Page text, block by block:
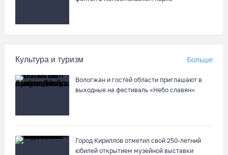
операций за полгода
06.08.26 / 13:04
Культура и туризм Больше
Вологжан и гостей области приглашают в
выходные на фестиваль «Небо славян»
Город Кириллов отметил свой 250-летний
юбилей открытием музейной выставки